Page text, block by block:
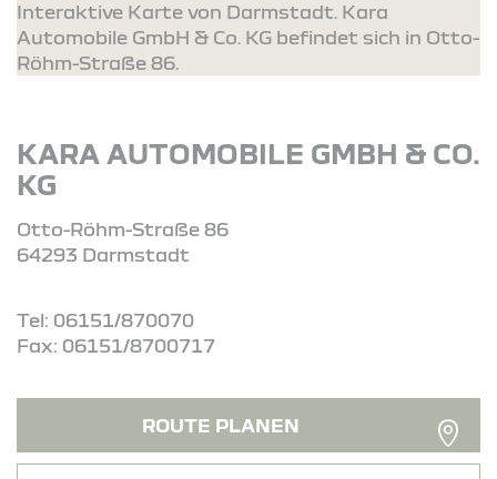
Interaktive Karte von Darmstadt. Kara
Automobile GmbH & Co. KG befindet sich in Otto-
Röhm-Straße 86.
KARA AUTOMOBILE GMBH & CO.
KG
Otto-Röhm-Straße 86
64293 Darmstadt
Tel: 06151/870070
Fax: 06151/8700717
ROUTE PLANEN